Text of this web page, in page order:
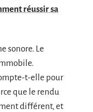
réussir sa
sonore. Le
t-elle pour
que le rendu
différent, et